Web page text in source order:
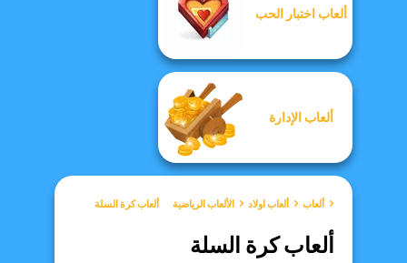
ألعاب اختبار الحب
ألعاب الإدارة
ألعاب ألعاب اولاد الألعاب الرياضية ألعاب كرة السلة
ألعاب كرة السلة